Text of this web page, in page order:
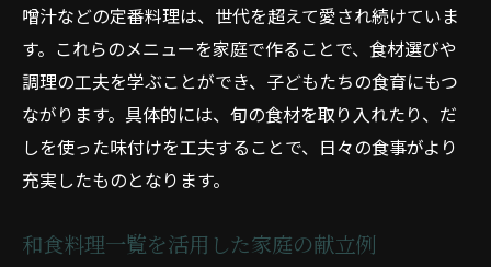
噌汁などの定番料理は、世代を超えて愛され続けていま
す。これらのメニューを家庭で作ることで、食材選びや
調理の工夫を学ぶことができ、子どもたちの食育にもつ
ながります。具体的には、旬の食材を取り入れたり、だ
しを使った味付けを工夫することで、日々の食事がより
充実したものとなります。
和食料理一覧を活用した家庭の献立例